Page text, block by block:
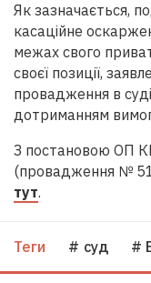
Як зазначається,
касаційне
межах свого
своєї позиції,
провадження в суді
дотриманням
З постановою ОП
(провадження №
тут.
Теги # суд #